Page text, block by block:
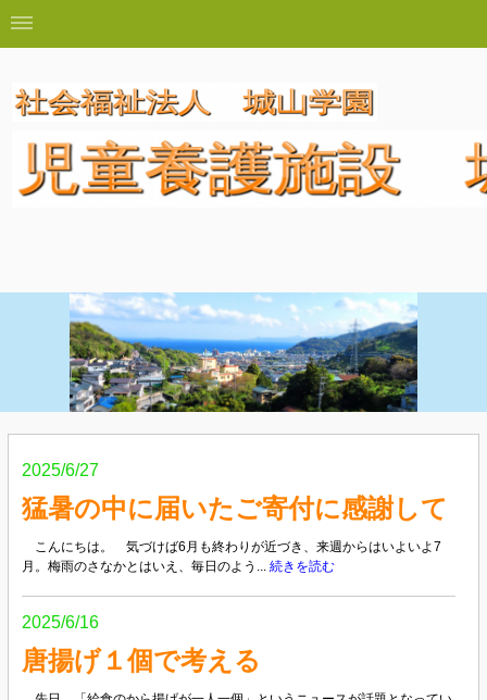
2025/6/27
猛暑の中に届いたご寄付に感謝して
こんにちは。 気づけば6月も終わりが近づき、来週からはいよいよ7
月。梅雨のさなかとはいえ、毎日のよう... 続きを読む
2025/6/16
唐揚げ１個で考える